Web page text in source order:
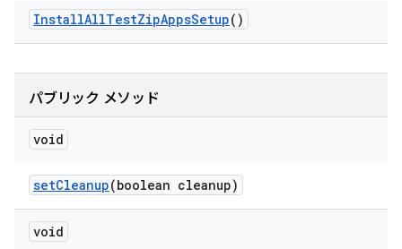
InstallAllTestZipAppsSetup()
パブリック メソッド
void
setCleanup(boolean cleanup)
void